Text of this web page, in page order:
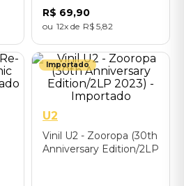
R$ 69,90
12 R$ 5 82
Importado
U2
Vinil U2 - Zooropa (30th
Anniversary Edition/2LP